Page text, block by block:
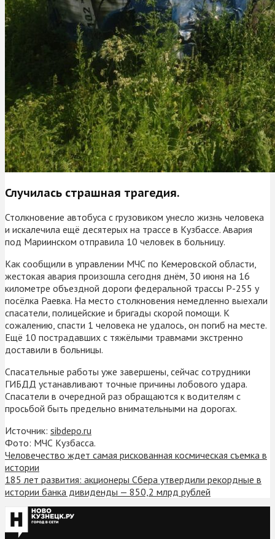
Случилась страшная трагедия.
Столкновение автобуса с грузовиком унесло жизнь человека
и искалечила ещё десятерых на трассе в Кузбассе. Авария
под Мариинском отправила 10 человек в больницу.
Как сообщили в управлении МЧС по Кемеровской области,
жестокая авария произошла сегодня днём, 30 июня на 16
километре объездной дороги федеральной трассы Р-255 у
посёлка Раевка. На место столкновения немедленно выехали
спасатели, полицейские и бригады скорой помощи. К
сожалению, спасти 1 человека не удалось, он погиб на месте.
Ещё 10 пострадавших с тяжёлыми травмами экстренно
доставили в больницы.
Спасательные работы уже завершены, сейчас сотрудники
ГИБДД устанавливают точные причины лобового удара.
Спасатели в очередной раз обращаются к водителям с
просьбой быть предельно внимательными на дорогах.
Источник: sibdepo.ru
Фото: МЧС Кузбасса.
Человечество ждет самая рискованная космическая съемка в
истории
185 лет развития: акционеры Сбера утвердили рекордные в
истории банка дивиденды — 850,2 млрд рублей